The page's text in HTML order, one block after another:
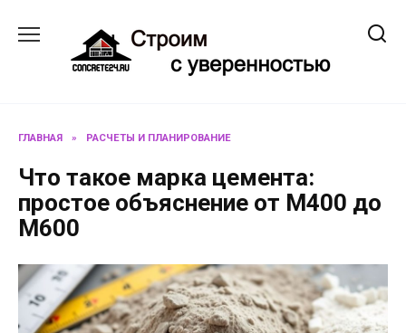
содержанию
ГЛАВНАЯ » РАСЧЕТЫ И ПЛАНИРОВАНИЕ
Что такое марка цемента:
простое объяснение от М400 до
М600